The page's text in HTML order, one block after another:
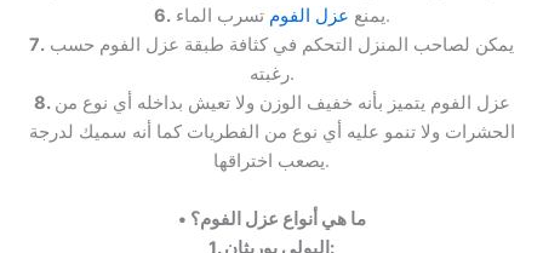
6.
يمنع عزل الفوم
تسرب الماء.
7.
رغبته.
8. عزل الفوم يتميز بأنه خفيف الوزن ولا تعيش بداخله أي نوع من
الحشرات ولا تنمو عليه أي نوع من الفطريات كما أنه سميك لدرجة
يصعب اختراقها.
• ما هي أنواع عزل الفوم؟
1. البولي يوريثان: